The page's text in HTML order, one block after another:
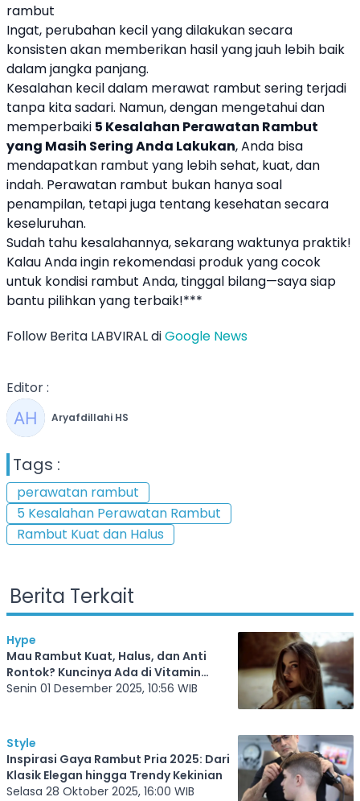
rambut
Ingat, perubahan kecil yang dilakukan secara
konsisten akan memberikan hasil yang jauh lebih baik
dalam jangka panjang.
Kesalahan kecil dalam merawat rambut sering terjadi
tanpa kita sadari. Namun, dengan mengetahui dan
memperbaiki 5 Kesalahan Perawatan Rambut
yang Masih Sering Anda Lakukan, Anda bisa
mendapatkan rambut yang lebih sehat, kuat, dan
indah. Perawatan rambut bukan hanya soal
penampilan, tetapi juga tentang kesehatan secara
keseluruhan.
Sudah tahu kesalahannya, sekarang waktunya praktik!
Kalau Anda ingin rekomendasi produk yang cocok
untuk kondisi rambut Anda, tinggal bilang—saya siap
bantu pilihkan yang terbaik!***
Follow Berita LABVIRAL diGoogle News
Editor :
Aryafdillahi HS
Tags :
perawatan rambut
5 Kesalahan Perawatan Rambut
Rambut Kuat dan Halus
Berita Terkait
Hype
Mau Rambut Kuat, Halus, dan Anti
Rontok? Kuncinya Ada di Vitamin
Rambut
Senin 01 Desember 2025, 10:56 WIB
Style
Inspirasi Gaya Rambut Pria 2025: Dari
Klasik Elegan hingga Trendy Kekinian
Selasa 28 Oktober 2025, 16:00 WIB